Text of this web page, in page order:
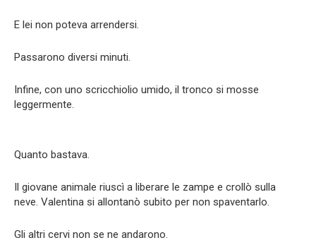
E lei non poteva arrendersi.
Passarono diversi minuti.
Infine, con uno scricchiolio umido, il tronco si mosse
leggermente.
Quanto bastava.
Il giovane animale riuscì a liberare le zampe e crollò sulla
neve. Valentina si allontanò subito per non spaventarlo.
Gli altri cervi non se ne andarono.